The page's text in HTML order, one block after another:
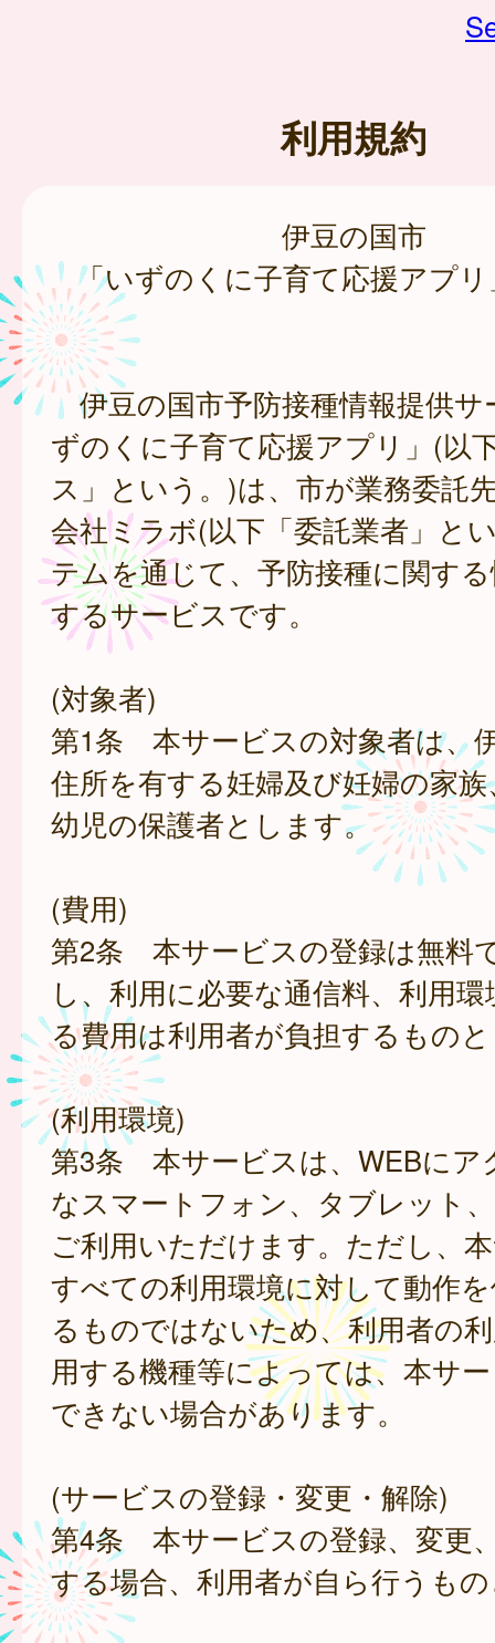
利用規約
伊豆の国市
「いずのくに子育て応援アプ
伊豆の国市予防接種情報提供サ
ずのくに子育て応援アプリ」(以
ス」という。)は、市が業務委託
会社ミラボ(以下「委託業者」と
テムを通じて、予防接種に関す
するサービスです。
(対象者)
第1条 本サービスの対象者は、
住所を有する妊婦及び妊婦の家
幼児の保護者とします。
(費用)
第2条 本サービスの登録は無料
し、利用に必要な通信料、利用
る費用は利用者が負担するもの
(利用環境)
第3条 本サービスは、WEBにア
なスマートフォン、タブレット
ご利用いただけます。ただし、
すべての利用環境に対して動作
るものではないため、利用者の
用する機種等によっては、本サ
できない場合があります。
(サービスの登録・変更・解除)
第4条 本サービスの登録、変更
する場合、利用者が自ら行うも